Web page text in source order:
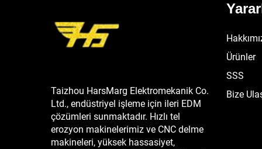
Taizhou HarsMarg Elektromekanik Co.
Ltd., endüstriyel işleme için ileri EDM
çözümleri sunmaktadır. Hızlı tel
erozyon makinelerimiz ve CNC delme
makineleri, yüksek hassasiyet,
Ürünler
SSS
Bize